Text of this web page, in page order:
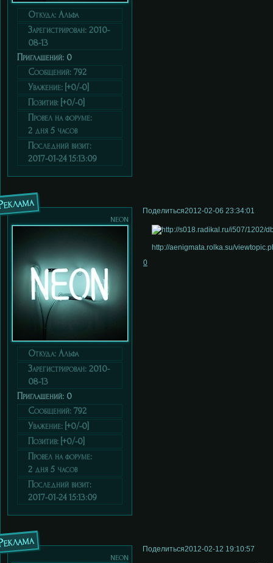
Откуда: Альфа
Зарегистрирован: 2010-
08-13
Приглашений: 0
Сообщений: 792
Уважение: [+0/-0]
Позитив: [+0/-0]
Провел на форуме:
2 дня 5 часов
Последний визит:
2017-01-24 15:13:09
Поделиться2012-02-06 23:34:01
neon
Откуда: Альфа
Зарегистрирован: 2010-
08-13
Приглашений: 0
Сообщений: 792
Уважение: [+0/-0]
Позитив: [+0/-0]
Провел на форуме:
2 дня 5 часов
Последний визит:
2017-01-24 15:13:09
http://aenigmata.rolka.su/
0
Поделиться2012-02-12 19:10:57
neon